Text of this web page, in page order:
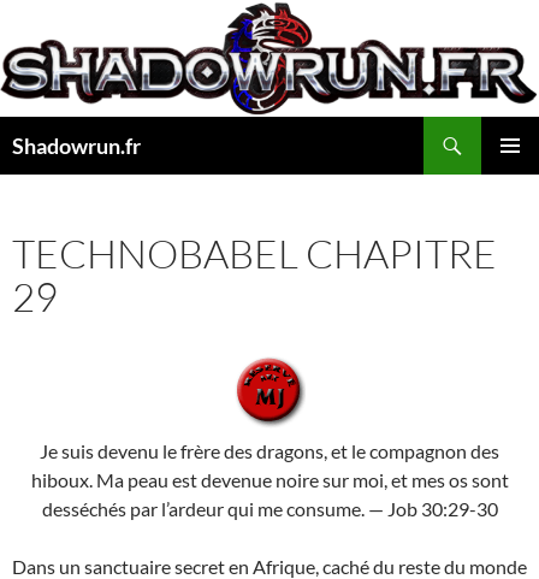
au
contenu
Shadowrun.fr
TECHNOBABEL CHAPITRE
29
Je suis devenu le frère des dragons, et le compagnon des
hiboux. Ma peau est devenue noire sur moi, et mes os sont
desséchés par l’ardeur qui me consume. — Job 30:29-30
Dans un sanctuaire secret en Afrique, caché du reste du monde